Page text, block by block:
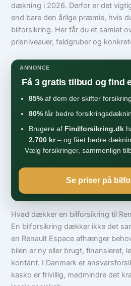
dækning i 2026. Derfor er det
end bare den årlige præmie, hvis
bilforsikring. Her får du et samlet
prisniveauer, faldgruber og
ANNONCE
Få 3 gratis tilbud og find
85% af dem der skifter
80% får bedre
Brugere af Findforsikring.dk
2.700 kr– og fået bedre
Vælg forsikringer, sammenlign
Se priser på
Hvad dækker en bilforsikring til
En bilforsikring dækker ikke det
en Renault Espace afhænger
bilen er ny eller brugt, finansieret,
kontant. I Danmark er
kasko er frivillig, medmindre det